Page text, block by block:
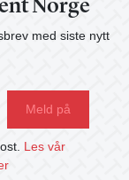
Norge
med siste nytt
Les vår